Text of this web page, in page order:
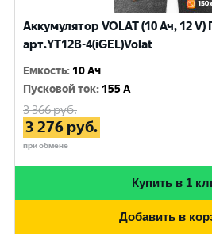
Аккумулятор VOLAT (10 Ач, 12 V)
арт.YT12B-4(iGEL)Volat
Емкость: 10 Ач
Пусковой ток: 155 A
3 366руб.
3 276 руб.
при обмене
Купить в 1
Добавить в